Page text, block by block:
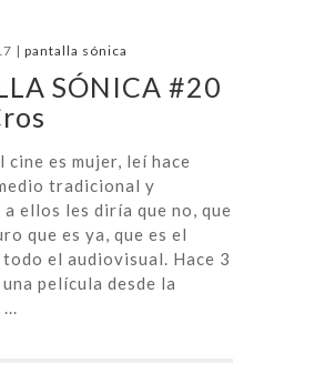
| pantalla sónica
SÓNICA #20
es mujer, leí hace
tradicional y
ellos les diría que no, que
que es ya, que es el
el audiovisual. Hace 3
película desde la